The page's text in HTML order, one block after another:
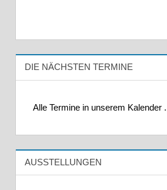
DIE NÄCHSTEN TERMINE
Alle Termine in unserem Kalender
AUSSTELLUNGEN